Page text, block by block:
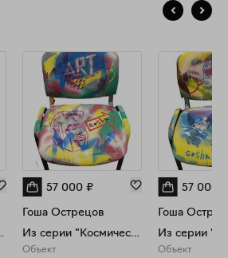
офис"
57 000 ₽
Гоша Острецов
Из серии "Космический офис"
Объект
57 000
Гоша
Объект